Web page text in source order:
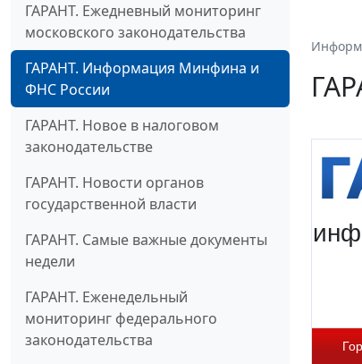
ГАРАНТ. Ежедневный мониторинг
московского законодательства
ГАРАНТ. Информация Минфина и
ФНС России
ГАРАНТ. Новое в налоговом
законодательстве
ГАРАНТ. Новости органов
государственной власти
ГАРАНТ. Самые важные документы
недели
ГАРАНТ. Еженедельный
мониторинг федерального
законодательства